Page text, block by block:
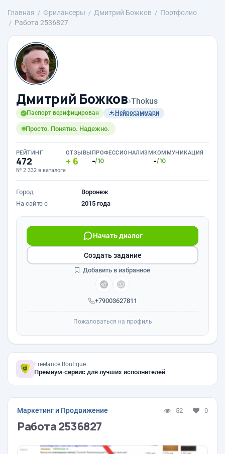
Главная Фрилансеры Дмитрий Божков
Портфолио
Работа 2536827
Дмитрий Божков›Thokus
Паспорт верифицирован Нейросаммари
Просто. Понятно. Надежно.
РЕЙТИНГ
472
№ 2 332 в каталоге
ОТЗЫВЫ
6
ПРОФЕССИОНАЛИЗМ
-/10
КОММУНИКАЦИЯ
-/10
Город
Воронеж
На сайте с
2015 года
+79003627811
Начать диалог
Создать задание
Добавить в избранное
Пожаловаться на профиль
Freelance.Boutique
Премиум-сервис для лучших исполнителей
Маркетинг и Продвижение 52 0
Работа 2536827